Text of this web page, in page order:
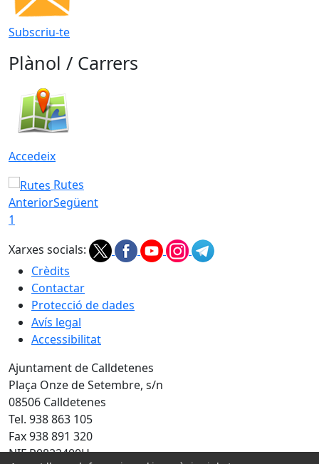
Subscriu-te
Plànol / Carrers
Accedeix
Rutes
AnteriorSegüent
1
Xarxes socials:
Crèdits
Contactar
Protecció de dades
Avís legal
Accessibilitat
Ajuntament de Calldetenes
Plaça Onze de Setembre, s/n
08506 Calldetenes
Tel. 938 863 105
Fax 938 891 320
NIF P0822400H